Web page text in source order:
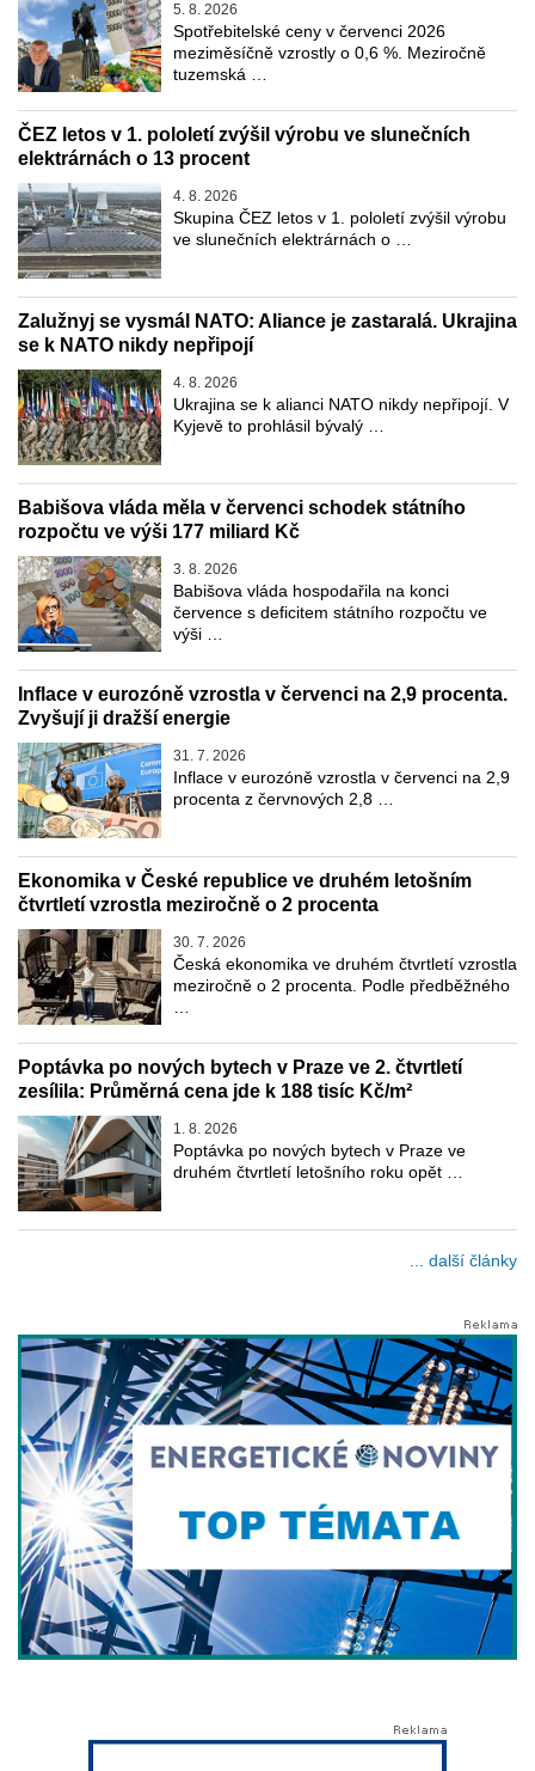
5. 8. 2026
Spotřebitelské ceny v červenci 2026
meziměsíčně vzrostly o 0,6 %. Meziročně
tuzemská …
ČEZ letos v 1. pololetí zvýšil výrobu ve slunečních
elektrárnách o 13 procent
4. 8. 2026
Skupina ČEZ letos v 1. pololetí zvýšil výrobu
ve slunečních elektrárnách o …
Zalužnyj se vysmál NATO: Aliance je zastaralá. Ukrajina
se k NATO nikdy nepřipojí
4. 8. 2026
Ukrajina se k alianci NATO nikdy nepřipojí. V
Kyjevě to prohlásil bývalý …
Babišova vláda měla v červenci schodek státního
rozpočtu ve výši 177 miliard Kč
3. 8. 2026
Babišova vláda hospodařila na konci
července s deficitem státního rozpočtu ve
výši …
Inflace v eurozóně vzrostla v červenci na 2,9 procenta.
Zvyšují ji dražší energie
31. 7. 2026
Inflace v eurozóně vzrostla v červenci na 2,9
procenta z červnových 2,8 …
Ekonomika v České republice ve druhém letošním
čtvrtletí vzrostla meziročně o 2 procenta
30. 7. 2026
Česká ekonomika ve druhém čtvrtletí vzrostla
meziročně o 2 procenta. Podle předběžného
Poptávka po nových bytech v Praze ve 2. čtvrtletí
zesílila: Průměrná cena jde k 188 tisíc Kč/m²
1. 8. 2026
Poptávka po nových bytech v Praze ve
druhém čtvrtletí letošního roku opět …
... další články